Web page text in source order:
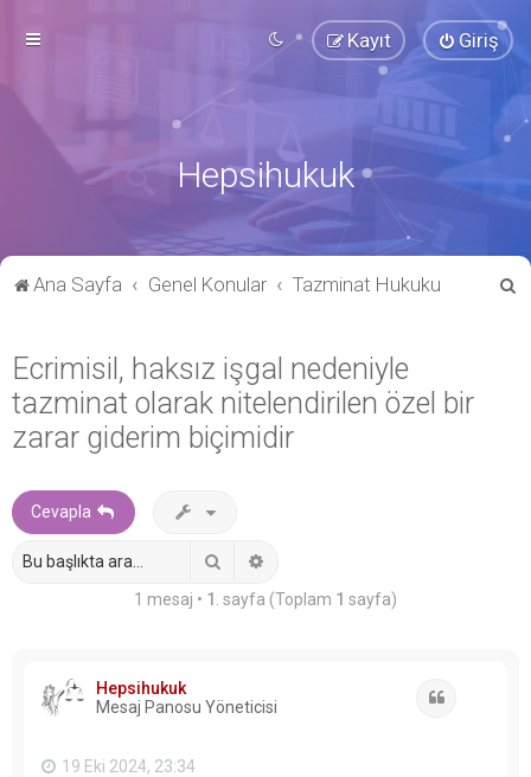
Giriş
Kayıt
Hepsihukuk
Ana Sayfa Genel Konular Tazminat Hukuku
Ecrimisil, haksız işgal nedeniyle
tazminat olarak nitelendirilen özel bir
zarar giderim biçimidir
Cevapla
1 mesaj • 1 . sayfa (Toplam 1 sayfa)
Hepsihukuk
Mesaj Panosu Yöneticisi
19 Eki 2024, 23:34